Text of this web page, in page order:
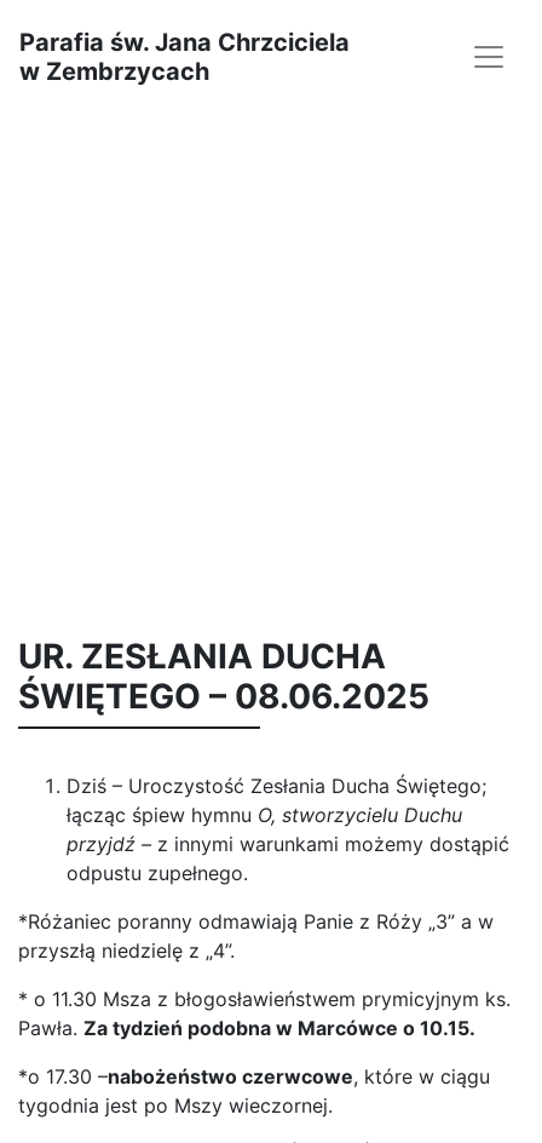
Parafia św. Jana Chrzciciela
w Zembrzycach
UR. ZESŁANIA DUCHA
ŚWIĘTEGO – 08.06.2025
Dziś – Uroczystość Zesłania Ducha Świętego;
łącząc śpiew hymnu O, stworzycielu Duchu
przyjdź – z innymi warunkami możemy dostąpić
odpustu zupełnego.
*Różaniec poranny odmawiają Panie z Róży „3” a w
przyszłą niedzielę z „4”.
* o 11.30 Msza z błogosławieństwem prymicyjnym ks.
Pawła. Za tydzień podobna w Marcówce o 10.15.
*o 17.30 –nabożeństwo czerwcowe, które w ciągu
tygodnia jest po Mszy wieczornej.